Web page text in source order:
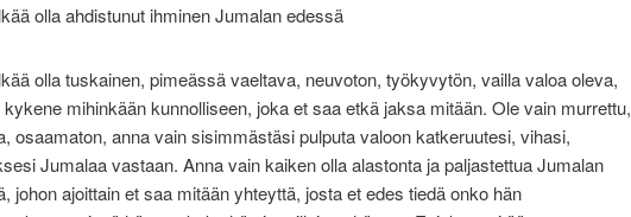
olla ahdistunut ihminen Jumalan edessä
olla tuskainen, pimeässä vaeltava, neuvoton, työkyvytön, vailla valoa oleva,
kykene mihinkään kunnolliseen, joka et saa etkä jaksa mitään. Ole vain murrettu,
osaamaton, anna vain sisimmästäsi pulputa valoon katkeruutesi, vihasi,
Jumalaa vastaan. Anna vain kaiken olla alastonta ja paljastettua Jumalan
johon ajoittain et saa mitään yhteyttä, josta et edes tiedä onko hän